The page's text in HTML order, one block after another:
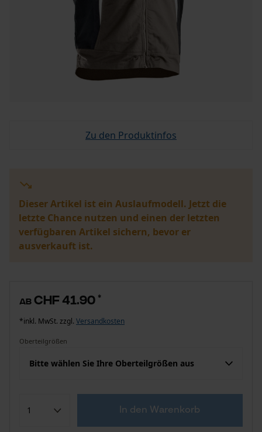
Zu den Produktinfos
Dieser Artikel ist ein Auslaufmodell. Jetzt die
letzte Chance nutzen und einen der letzten
verfügbaren Artikel sichern, bevor er
ausverkauft ist.
ab CHF 41.90 *
*inkl. MwSt. zzgl. Versandkosten
Oberteilgrößen
Bitte wählen Sie Ihre Oberteilgrößen aus
In den Warenkorb